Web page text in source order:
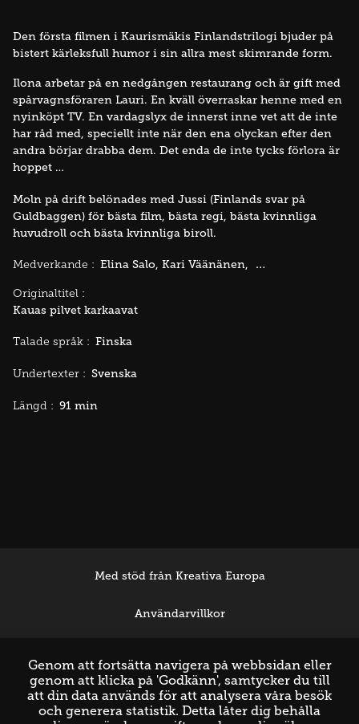
Den första filmen i Kaurismäkis Finlandstrilogi bjuder på
bistert kärleksfull humor i sin allra mest skimrande form.
Ilona arbetar på en nedgången restaurang och är gift med
spårvagnsföraren Lauri. En kväll överraskar henne med en
nyinköpt TV. En vardagslyx de innerst inne vet att de inte
har råd med, speciellt inte när den ena olyckan efter den
andra börjar drabba dem. Det enda de inte tycks förlora är
hoppet …
Moln på drift belönades med Jussi (Finlands svar på
Guldbaggen) för bästa film, bästa regi, bästa kvinnliga
huvudroll och bästa kvinnliga biroll.
Medverkande : Elina Salo Kari Väänänen Kati Outinen
Originaltitel :
Kauas pilvet karkaavat
Talade språk : Finska
Undertexter : Svenska
Längd : 91 min
Med stöd från Kreativa Europa
Användarvillkor
Genom att fortsätta navigera på webbsidan eller
genom att klicka på 'Godkänn', samtycker du till
att din data används för att analysera våra besök
och generera statistik. Detta låter dig behålla